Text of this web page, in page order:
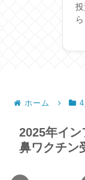
ホーム
2025年イ
鼻ワクチン